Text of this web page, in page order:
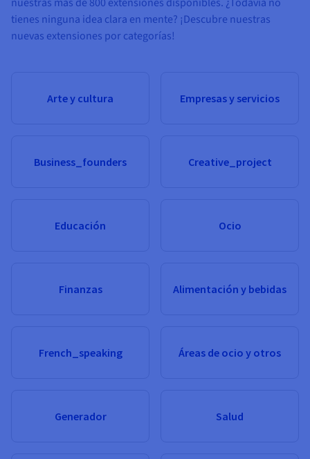
nuestras más de 800 extensiones disponibles. ¿Todavía no
tienes ninguna idea clara en mente? ¡Descubre nuestras
nuevas extensiones por categorías!
Arte y cultura Empresas y servicios
Business_founders Creative_project
Educación Ocio
Finanzas Alimentación y bebidas
French_speaking Áreas de ocio y otros
Generador Salud